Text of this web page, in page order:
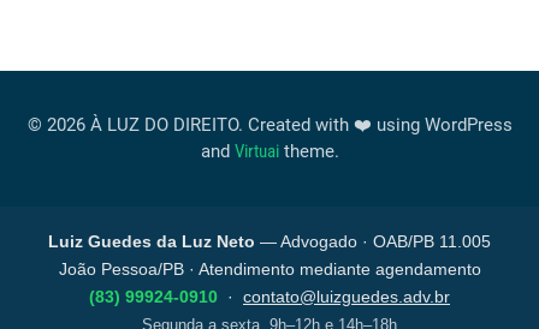
© 2026 À LUZ DO DIREITO. Created with ❤️ using WordPress
and Virtuaitheme.
Luiz Guedes da Luz Neto — Advogado · OAB/PB 11.005
João Pessoa/PB · Atendimento mediante agendamento
(83) 99924-0910 · contato@luizguedes.adv.br
Segunda a sexta, 9h–12h e 14h–18h